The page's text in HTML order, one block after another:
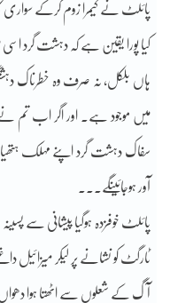
پائلٹ نے کیمرا زوم کرکے سواری
کیا پورا یقین ہے کہ دہشت گرد اسی
ہاں بلکل، نہ صرف وہ خطرناک
میں موجود ہے۔ اور اگر اب تم
سفاک دہشت گرد اپنے مہلک
آور ہوجائینگے۔۔۔
پائلٹ خوفزدہ ہوگیا پیشانی سے
ٹارگٹ کو نشانے پر لیکر میزائیل
آگ کے شعلوں سے اٹھتا ہوا دھواں